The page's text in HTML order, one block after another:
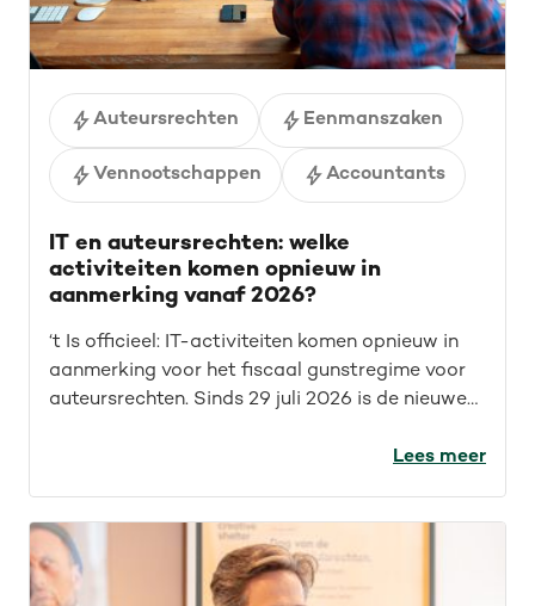
Auteursrechten Eenmanszaken
Vennootschappen Accountants
IT en auteursrechten: welke
activiteiten komen opnieuw in
aanmerking vanaf 2026?
‘t Is officieel: IT-activiteiten komen opnieuw in
aanmerking voor het fiscaal gunstregime voor
auteursrechten. Sinds 29 juli 2026 is de nieuwe
voor IT’ers? Welke opdrachten vallen nu onder
een overzicht.
Lees meer